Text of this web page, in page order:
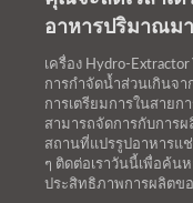
อาหารปริมาณม
เครื่อง Hydro-
การกำจัดน้ำส่วนเกินจา
การเตรียมการในสาย
สามารถจัดการกับการ
สถานที่แปรรูปอาหารแ
ๆ ติดต่อเราวันนี้เพื่อค้นห
ประสิทธิภาพการผลิตข